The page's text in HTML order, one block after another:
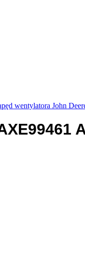
wentylatora John